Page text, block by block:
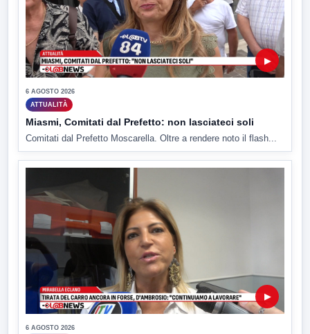
▶
6 AGOSTO 2026
ATTUALITÀ
Miasmi, Comitati dal Prefetto: non lasciateci soli
Comitati dal Prefetto Moscarella. Oltre a rendere noto il flash...
▶
6 AGOSTO 2026